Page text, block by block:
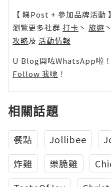
【 睇Post + 參加品牌活動 】
瀏覽更多社群 打卡 丶 旅遊 丶
攻略及 活動情報
U Blog開咗WhatsApp啦
Follow 我哋 ！
相關話題
餐點 Jollibee
炸雞
樂脆雞